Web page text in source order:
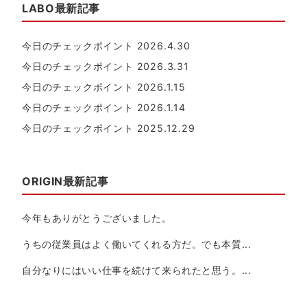
LABO最新記事
今日のチェックポイント 2026.4.30
今日のチェックポイント 2026.3.31
今日のチェックポイント 2026.1.15
今日のチェックポイント 2026.1.14
今日のチェックポイント 2025.12.29
ORIGIN最新記事
今年もありがとうございました。
うちの従業員はよく働いてくれる方だ。でも本質...
自分なりにはいい仕事を続けて来られたと思う。...